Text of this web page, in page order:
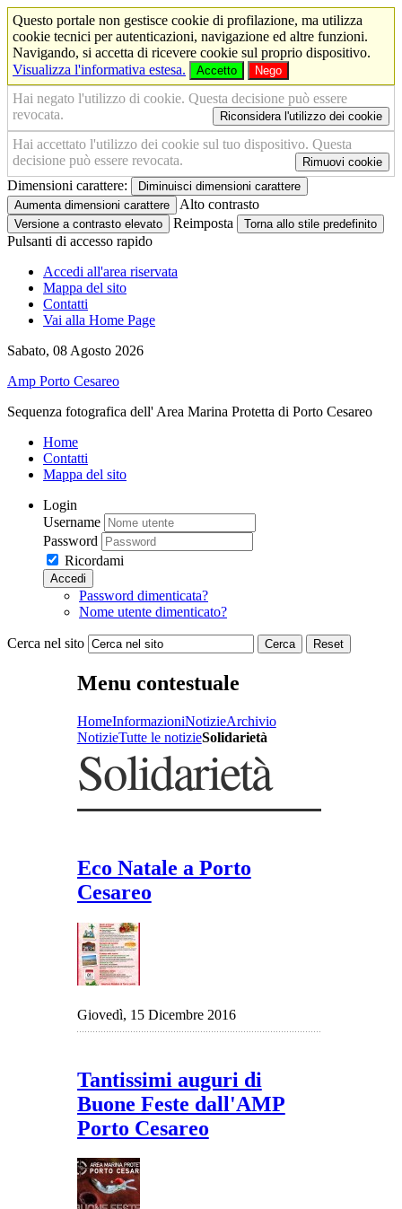
Questo portale non gestisce cookie di profilazione, ma utilizza
cookie tecnici per autenticazioni, navigazione ed altre funzioni.
Navigando, si accetta di ricevere cookie sul proprio dispositivo.
Visualizza l'informativa estesa.
Accetto Nego
Hai negato l'utilizzo di cookie. Questa decisione può essere
revocata.
Riconsidera l'utilizzo dei cookie
Hai accettato l'utilizzo dei cookie sul tuo dispositivo. Questa
decisione può essere revocata.
Rimuovi cookie
Dimensioni carattere:
Diminuisci dimensioni carattere
Aumenta dimensioni carattere
Alto contrasto
Versione a contrasto elevato Reimposta Torna allo stile predefinito
Pulsanti di accesso rapido
Accedi all'area riservata
Mappa del sito
Contatti
Vai alla Home Page
Sabato, 08 Agosto 2026
Amp Porto Cesareo
Sequenza fotografica dell' Area Marina Protetta di Porto Cesareo
Home
Contatti
Mappa del sito
Login
Username
Password
Ricordami
Accedi
Password dimenticata?
Nome utente dimenticato?
Cerca nel sito Cerca Reset
Menu contestuale
HomeInformazioniNotizieArchivio
NotizieTutte le notizieSolidarietà
Solidarietà
Eco Natale a Porto
Cesareo
Giovedì, 15 Dicembre 2016
Tantissimi auguri di
Buone Feste dall'AMP
Porto Cesareo